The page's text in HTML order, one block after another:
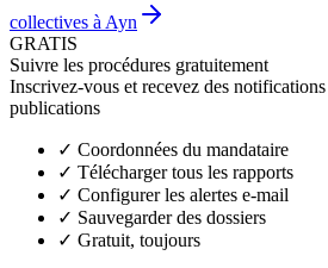
collectives à Ayn
GRATIS
Suivre les procédures gratuitement
Inscrivez-vous et recevez des
publications
✓ Coordonnées du mandataire
✓ Télécharger tous les rapports
✓ Configurer les alertes e-mail
✓ Sauvegarder des dossiers
✓ Gratuit, toujours